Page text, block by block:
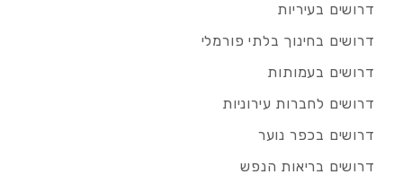
דרושים בעיריות
דרושים בחינוך בלתי פורמלי
דרושים בעמותות
דרושים לחברות עירוניות
דרושים בכפר נוער
דרושים בריאות הנפש